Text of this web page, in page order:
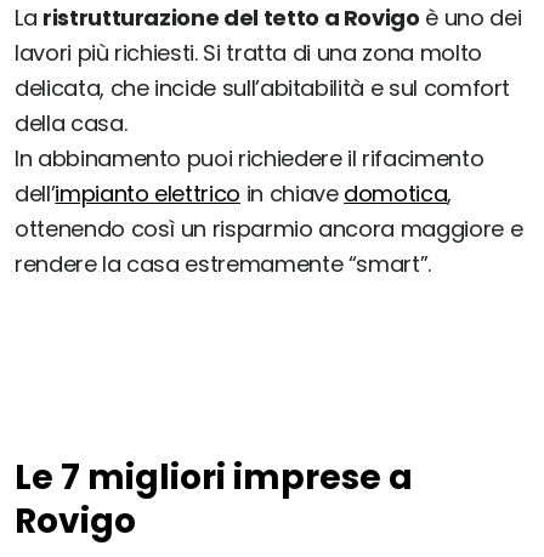
La ristrutturazione del tetto a Rovigo è uno dei
lavori più richiesti. Si tratta di una zona molto
delicata, che incide sull’abitabilità e sul comfort
della casa.
In abbinamento puoi richiedere il rifacimento
dell’impianto elettrico in chiave domotica,
ottenendo così un risparmio ancora maggiore e
rendere la casa estremamente “smart”.
Le 7 migliori imprese a
Rovigo